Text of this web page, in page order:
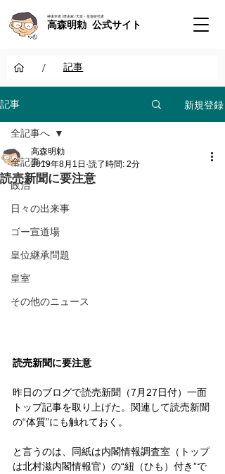
神道学者 / 歴史家 / 天皇・皇室研究者
高森明勅 公式サイト
/ 記事
記事 新規登録
全記事へ
政治
日々の出来事
ゴー宣道場
皇位継承問題
皇室
その他のニュース
全記事へ
読売新聞に要注意
高森明勅
2019年8月1日 読了時間: 2分
読売新聞に要注意
昨日のブログで読売新聞（7月27日付）一面
トップ記事を取り上げた。関連して読売新聞
の“体質”にも触れておく。
と言うのは、同紙は内閣情報調査室（トップ
は北村滋内閣情報官）の“紐（ひも）付き”で